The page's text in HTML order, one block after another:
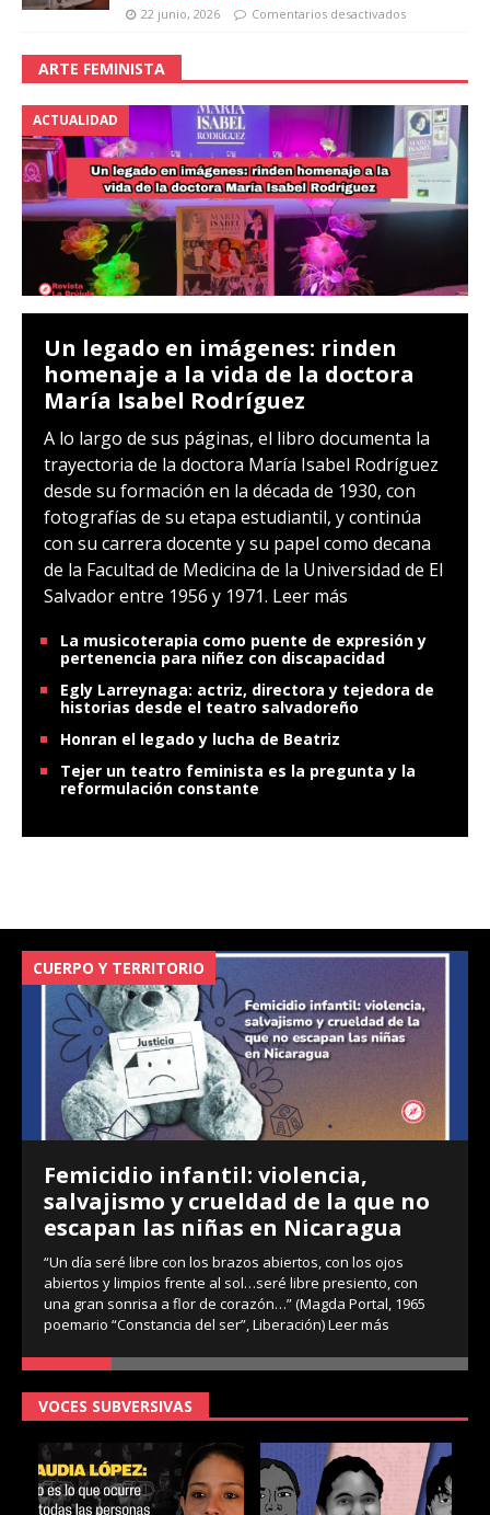
22 junio, 2026 Comentarios desactivados
ARTE FEMINISTA
ACTUALIDAD
Un legado en imágenes: rinden
homenaje a la vida de la doctora
María Isabel Rodríguez
A lo largo de sus páginas, el libro documenta la
trayectoria de la doctora María Isabel Rodríguez
desde su formación en la década de 1930, con
fotografías de su etapa estudiantil, y continúa
con su carrera docente y su papel como decana
de la Facultad de Medicina de la Universidad de El
Salvador entre 1956 y 1971. Leer más
La musicoterapia como puente de expresión y
pertenencia para niñez con discapacidad
Egly Larreynaga: actriz, directora y tejedora de
historias desde el teatro salvadoreño
Honran el legado y lucha de Beatriz
Tejer un teatro feminista es la pregunta y la
reformulación constante
violencia,
de la que no
en Nicaragua
abiertos, con los ojos
sol…seré libre presiento, con
corazón…” (Magda Portal, 1965
ser”, Liberación)Leer más
2020 agudiza
en la niñez
Por Equipo La Brújula En
y 14 años fueron víctimas de
con datos de la Fiscalía
Organizaciones feministas
VOCES SUBVERSIVAS